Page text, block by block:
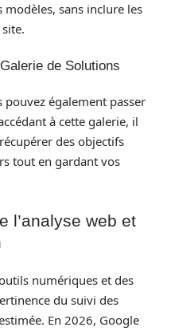
sans inclure les
de Solutions
également passer
à cette galerie, il
des objectifs
tout en gardant vos
l’analyse web et
numériques et des
du suivi des
En 2026, Google